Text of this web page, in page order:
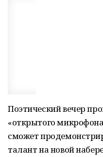
Поэтический вечер
«открытого
сможет
талант на новой